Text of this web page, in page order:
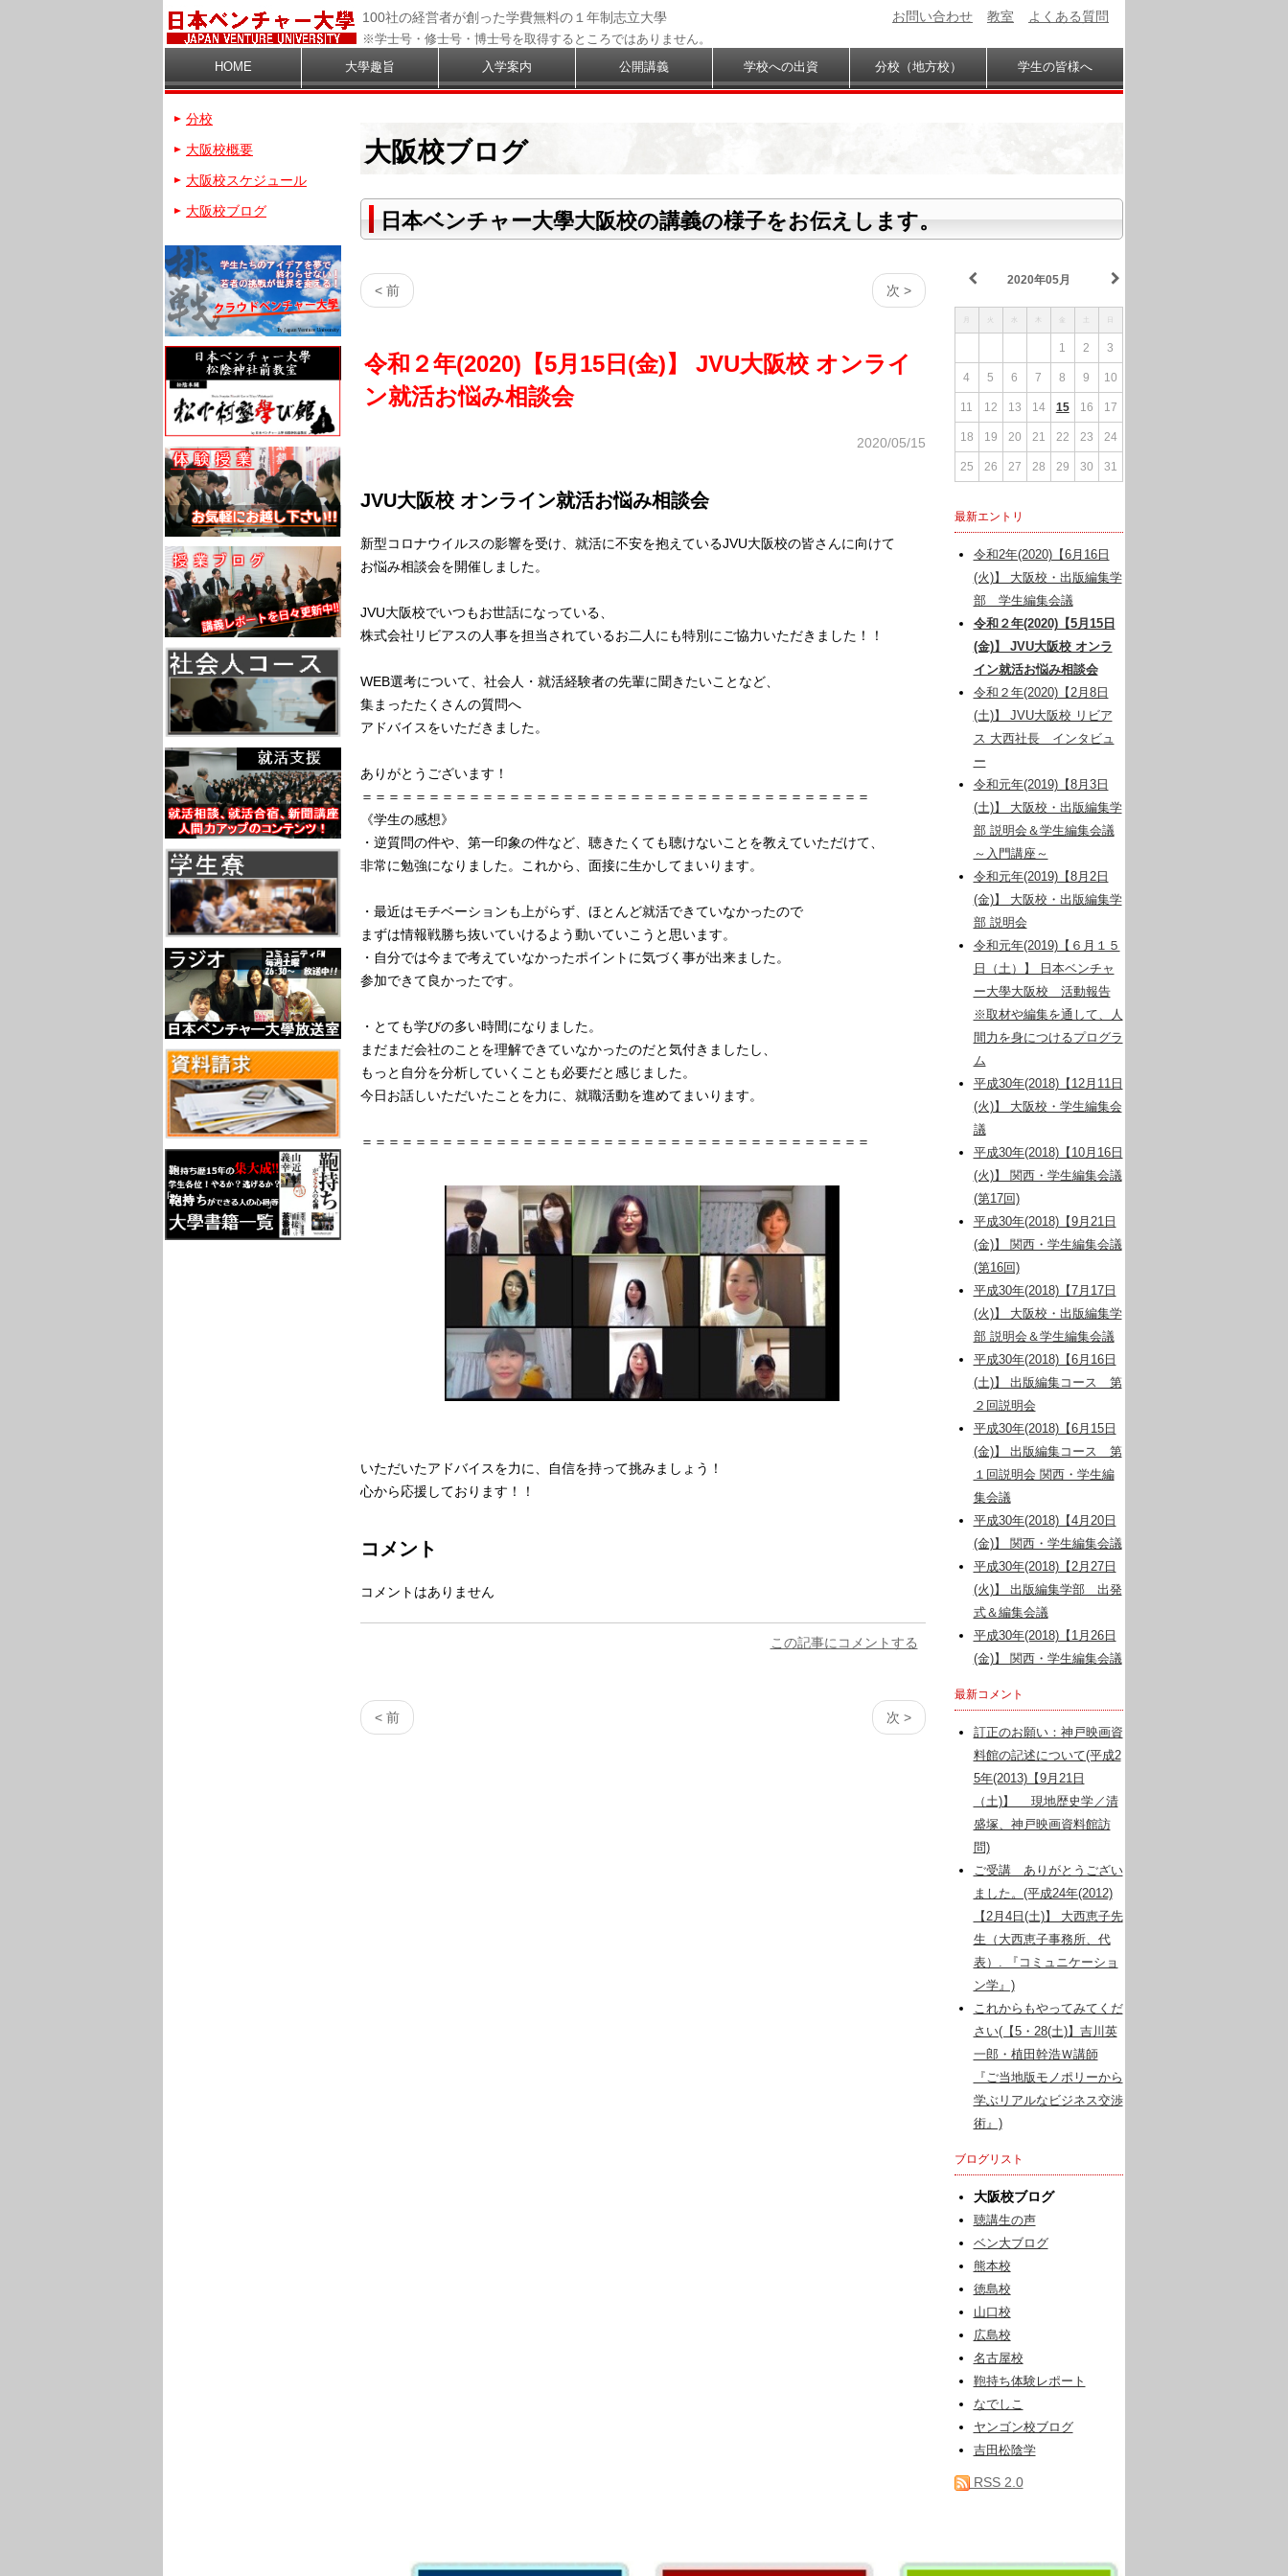
100社の経営者が創った学費無料の１年制志立大學
※学士号・修士号・博士号を取得するところではありません。
お問い合わせ 教室 よくある質問
HOME 大學趣旨 入学案内 公開講義 学校への出資 分校（地方校） 学生の皆様へ
大阪校ブログ
日本ベンチャー大學大阪校の講義の様子をお伝えします。
< 前 次 >
令和２年(2020)【5月15日(金)】 JVU大阪校 オンライ
ン就活お悩み相談会
2020/05/15
JVU大阪校 オンライン就活お悩み相談会
新型コロナウイルスの影響を受け、就活に不安を抱えているJVU大阪校の皆さんに向けて
お悩み相談会を開催しました。
JVU大阪校でいつもお世話になっている、
株式会社リビアスの人事を担当されているお二人にも特別にご協力いただきました！！
WEB選考について、社会人・就活経験者の先輩に聞きたいことなど、
集まったたくさんの質問へ
アドバイスをいただきました。
ありがとうございます！
＝＝＝＝＝＝＝＝＝＝＝＝＝＝＝＝＝＝＝＝＝＝＝＝＝＝＝＝＝＝＝＝＝＝＝＝＝＝
《学生の感想》
・逆質問の件や、第一印象の件など、聴きたくても聴けないことを教えていただけて、
非常に勉強になりました。これから、面接に生かしてまいります。
・最近はモチベーションも上がらず、ほとんど就活できていなかったので
まずは情報戦勝ち抜いていけるよう動いていこうと思います。
・自分では今まで考えていなかったポイントに気づく事が出来ました。
参加できて良かったです。
・とても学びの多い時間になりました。
まだまだ会社のことを理解できていなかったのだと気付きましたし、
もっと自分を分析していくことも必要だと感じました。
今日お話しいただいたことを力に、就職活動を進めてまいります。
＝＝＝＝＝＝＝＝＝＝＝＝＝＝＝＝＝＝＝＝＝＝＝＝＝＝＝＝＝＝＝＝＝＝＝＝＝＝
いただいたアドバイスを力に、自信を持って挑みましょう！
心から応援しております！！
コメント
コメントはありません
この記事にコメントする
< 前 次 >
2020年05月
1 2 3
4 5 6 7 8 9 10
11 12 13 14 15 16 17
18 19 20 21 22 23 24
25 26 27 28 29 30 31
最新エントリ
令和2年(2020)【6月16日
(火)】 大阪校・出版編集学
部 学生編集会議
令和２年(2020)【5月15日
(金)】 JVU大阪校 オンラ
イン就活お悩み相談会
令和２年(2020)【2月8日
(土)】 JVU大阪校 リビア
ス 大西社長 インタビュ
ー
令和元年(2019)【8月3日
(土)】 大阪校・出版編集学
部 説明会＆学生編集会議
～入門講座～
令和元年(2019)【8月2日
(金)】 大阪校・出版編集学
部 説明会
令和元年(2019)【６月１５
日（土）】 日本ベンチャ
ー大學大阪校 活動報告
※取材や編集を通して、人
間力を身につけるプログラ
ム
平成30年(2018)【12月11日
(火)】 大阪校・学生編集会
議
平成30年(2018)【10月16日
(火)】 関西・学生編集会議
(第17回)
平成30年(2018)【9月21日
(金)】 関西・学生編集会議
(第16回)
平成30年(2018)【7月17日
(火)】 大阪校・出版編集学
部 説明会＆学生編集会議
平成30年(2018)【6月16日
(土)】 出版編集コース 第
２回説明会
平成30年(2018)【6月15日
(金)】 出版編集コース 第
１回説明会 関西・学生編
集会議
平成30年(2018)【4月20日
(金)】 関西・学生編集会議
平成30年(2018)【2月27日
(火)】 出版編集学部 出発
式＆編集会議
平成30年(2018)【1月26日
(金)】 関西・学生編集会議
最新コメント
訂正のお願い：神戸映画資
料館の記述について(平成2
5年(2013)【9月21日
（土)】 現地歴史学／清
盛塚、神戸映画資料館訪
問)
ご受講 ありがとうござい
ました。(平成24年(2012)
【2月4日(土)】 大西恵子先
生（大西恵子事務所、代
表）. 『コミュニケーショ
ン学』)
これからもやってみてくだ
さい(【5・28(土)】吉川英
一郎・植田幹浩Ｗ講師
『ご当地版モノポリーから
学ぶリアルなビジネス交渉
術』)
ブログリスト
大阪校ブログ
聴講生の声
ベン大ブログ
熊本校
徳島校
山口校
広島校
名古屋校
鞄持ち体験レポート
なでしこ
ヤンゴン校ブログ
吉田松陰学
RSS 2.0
分校
大阪校概要
大阪校スケジュール
大阪校ブログ